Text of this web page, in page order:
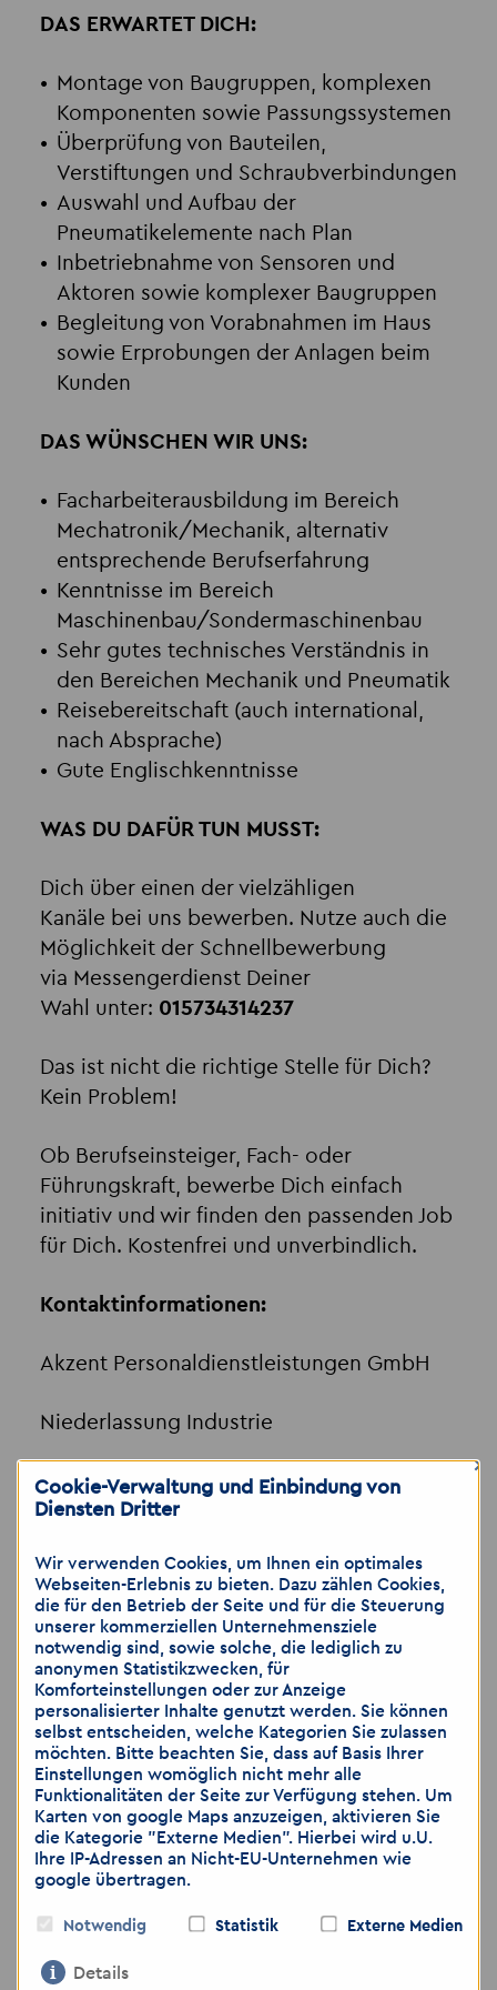
DAS ERWARTET DICH:
Montage von Baugruppen, komplexen
Komponenten sowie Passungssystemen
Überprüfung von Bauteilen,
Verstiftungen und Schraubverbindungen
Auswahl und Aufbau der
Pneumatikelemente nach Plan
Inbetriebnahme von Sensoren und
Aktoren sowie komplexer Baugruppen
Begleitung von Vorabnahmen im Haus
sowie Erprobungen der Anlagen beim
Kunden
DAS WÜNSCHEN WIR UNS:
Facharbeiterausbildung im Bereich
Mechatronik/Mechanik, alternativ
entsprechende Berufserfahrung
Kenntnisse im Bereich
Maschinenbau/Sondermaschinenbau
Sehr gutes technisches Verständnis in
den Bereichen Mechanik und Pneumatik
Reisebereitschaft (auch international,
nach Absprache)
Gute Englischkenntnisse
WAS DU DAFÜR TUN MUSST:
Dich über einen der vielzähligen
Kanäle bei uns bewerben. Nutze auch die
Möglichkeit der Schnellbewerbung
via Messengerdienst Deiner
Wahl unter: 015734314237
Das ist nicht die richtige Stelle für Dich?
Kein Problem!
Ob Berufseinsteiger, Fach- oder
Führungskraft, bewerbe Dich einfach
initiativ und wir finden den passenden Job
für Dich. Kostenfrei und unverbindlich.
Kontaktinformationen:
Akzent Personaldienstleistungen GmbH
Niederlassung Industrie
Carolin Lehmann
01309 Dresden
Tel: 0351 32348635
Mobil: 0157 34314237
E-Mail: carolin.lehmann@ akzent-
personal.de
Web:www.akzent-personal.de/jobs-in-
dresden-industrie
Sondermaschinenbau, Elektro, Elektrik,
Cookie-Verwaltung und Einbindung von
Diensten Dritter
×
Wir verwenden Cookies, um Ihnen ein optimales
Webseiten-Erlebnis zu bieten. Dazu zählen Cookies,
die für den Betrieb der Seite und für die Steuerung
unserer kommerziellen Unternehmensziele
notwendig sind, sowie solche, die lediglich zu
anonymen Statistikzwecken, für
Komforteinstellungen oder zur Anzeige
personalisierter Inhalte genutzt werden. Sie können
selbst entscheiden, welche Kategorien Sie zulassen
möchten. Bitte beachten Sie, dass auf Basis Ihrer
Einstellungen womöglich nicht mehr alle
Funktionalitäten der Seite zur Verfügung stehen. Um
Karten von google Maps anzuzeigen, aktivieren Sie
die Kategorie "Externe Medien". Hierbei wird u.U.
Ihre IP-Adressen an Nicht-EU-Unternehmen wie
google übertragen.
Notwendig Statistik Externe Medien
Details